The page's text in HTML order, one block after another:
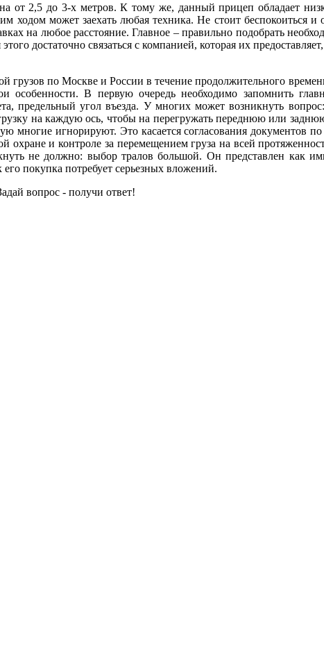
от 2,5 до 3-х метров. К тому же, данный прицеп обладает
ходом может заехать любая техника. Не стоит беспокоиться и
на любое расстояние. Главное – правильно подобрать
достаточно связаться с компанией, которая их
грузов по Москве и России в течение продолжительного
В первую очередь необходимо запомнить
предельный угол въезда. У многих может возникнуть
на каждую ось, чтобы на перегружать переднюю или
многие игнорируют. Это касается согласования документов
и контроле за перемещением груза на всей
не должно: выбор тралов большой. Он представлен как
покупка потребует серьезных вложений.
вопрос - получи ответ!